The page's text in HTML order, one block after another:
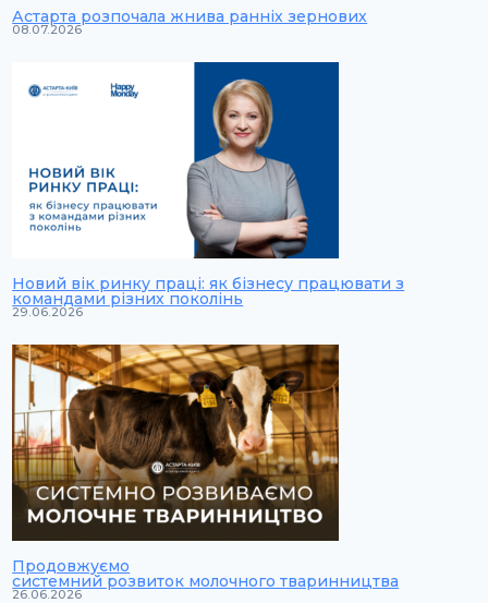
Астарта розпочала жнива ранніх зернових
08.07.2026
Новий вік ринку праці: як бізнесу працювати з
командами різних поколінь
29.06.2026
Продовжуємо
системний розвиток молочного тваринництва
26.06.2026